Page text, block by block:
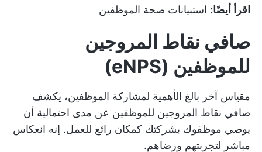
اقرأ أيضًا: استبيانات صحة الموظفين
صافي نقاط المروجين
للموظفين (eNPS)
مقياس آخر بالغ الأهمية لمشاركة الموظفين، يكشف
صافي نقاط المروجين للموظفين عن مدى احتمالية أن
يوصي موظفوك بشركتك كمكان رائع للعمل. إنه انعكاس
مباشر لتجربتهم ورضاهم.